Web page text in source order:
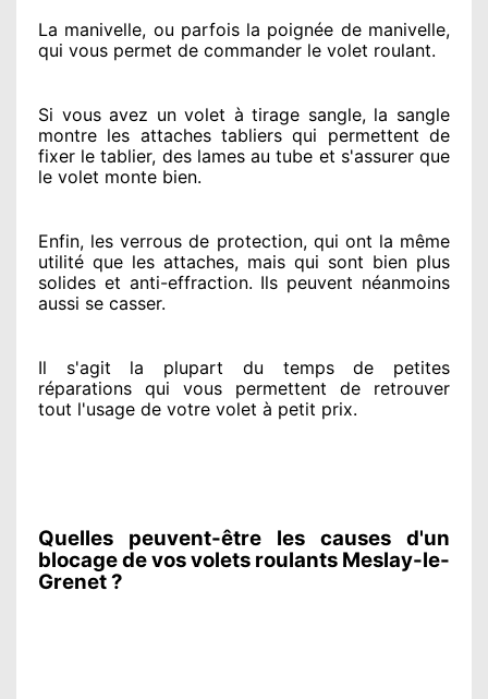
La manivelle, ou parfois la poignée de manivelle,
qui vous permet de commander le volet roulant.
Si vous avez un volet à tirage sangle, la sangle
montre les attaches tabliers qui permettent de
fixer le tablier, des lames au tube et s'assurerque
le volet monte bien.
Enfin, les verrous de protection, qui ont la même
utilité que les attaches, mais qui sont bien plus
solides et anti-effraction. Ils peuvent néanmoins
aussi se casser.
Il s'agit la plupart du tempsde petites
réparations qui vous permettent de retrouver
tout l'usage de votre volet à petit prix.
Quelles peuvent-être les causes d'un
blocage de vos volets roulants Meslay-le-
Grenet ?